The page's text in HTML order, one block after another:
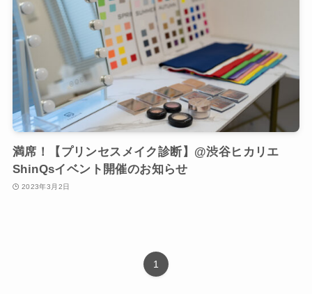
満席！【プリンセスメイク診断】@渋谷ヒカリエ
ShinQsイベント開催のお知らせ
2023年3月2日
1